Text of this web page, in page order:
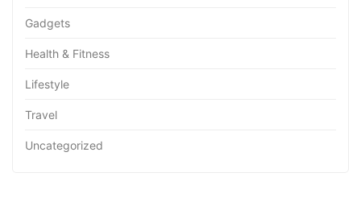
Gadgets
Health & Fitness
Lifestyle
Travel
Uncategorized